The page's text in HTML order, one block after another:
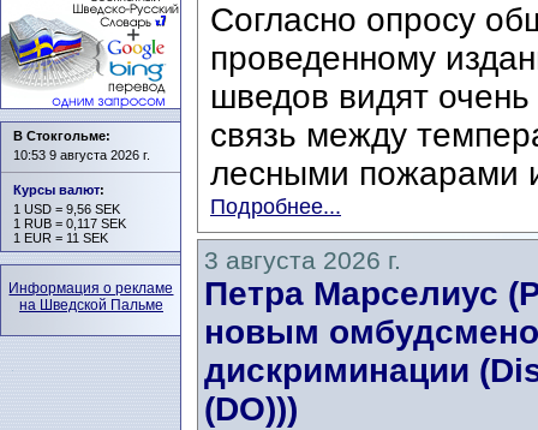
Согласно опросу
проведенному
шведов видят
связь между
лесными пожарами
Подробнее...
3 августа 2026 г.
Петра Марселиус
новым
дискриминации
(DO)))
В Стокгольме:
10:53 9 августа 2026 г.
Курсы валют:
1 USD = 9,56 SEK
1 RUB = 0,117 SEK
1 EUR = 11 SEK
Информация о рекламе
на Шведской Пальме